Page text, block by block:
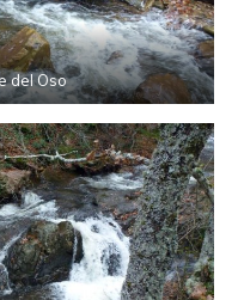
del Oso